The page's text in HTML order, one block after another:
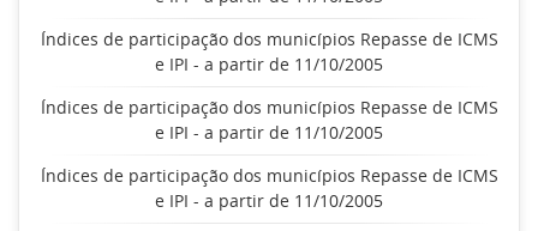
Índices de participação dos municípios Repasse de ICMS
e IPI - a partir de 11/10/2005
Índices de participação dos municípios Repasse de ICMS
e IPI - a partir de 11/10/2005
Índices de participação dos municípios Repasse de ICMS
e IPI - a partir de 11/10/2005